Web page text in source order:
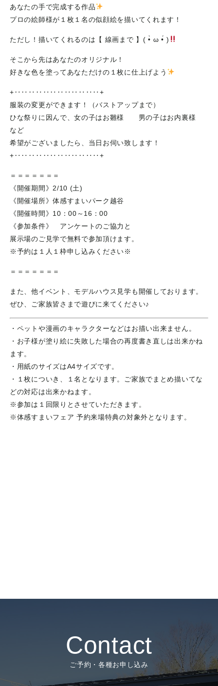
あなたの手で完成する作品
プロの絵師様が１枚１名の似顔絵を描いてくれます！
ただし！描いてくれるのは【 線画まで 】( •̀ ω •́ )
そこから先はあなたのオリジナル！
好きな色を塗ってあなただけの１枚に仕上げよう
+‥‥‥‥‥‥‥‥‥‥‥‥+
服装の変更ができます！（バストアップまで）
ひな祭りに因んで、女の子はお雛様 男の子はお内裏様
など
希望がございましたら、当日お伺い致します！
+‥‥‥‥‥‥‥‥‥‥‥‥+
＝＝＝＝＝＝＝
《開催期間》2/10 (土)
《開催場所》体感すまいパーク越谷
《開催時間》10：00～16：00
《参加条件》 アンケートのご協力と
展示場のご見学で無料で参加頂けます。
※予約は１人１枠申し込みください※
＝＝＝＝＝＝＝
また、他イベント、モデルハウス見学も開催しております。
ぜひ、ご家族皆さまで遊びに来てください♪
・ペットや漫画のキャラクターなどはお描い出来ません。
・お子様が塗り絵に失敗した場合の再度書き直しは出来かね
ます。
・用紙のサイズはA4サイズです。
・１枚についき、１名となります。ご家族でまとめ描いてな
どの対応は出来かねます。
※参加は１回限りとさせていただきます。
※体感すまいフェア 予約来場特典の対象外となります。
Contact
ご予約・各種お申し込み